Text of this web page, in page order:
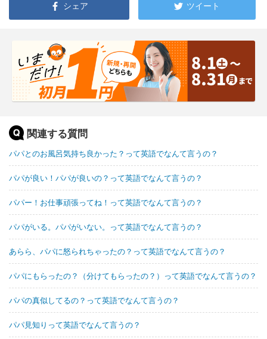
シェア ツイート
関連する質問
パパとのお風呂気持ち良かった？って英語でなんて言うの？
パパが良い！パパが良いの？って英語でなんて言うの？
パパー！お仕事頑張ってね！って英語でなんて言うの？
パパがいる。パパがいない。って英語でなんて言うの？
あらら、パパに怒られちゃったの？って英語でなんて言うの？
パパにもらったの？（分けてもらったの？）って英語でなんて言うの？
パパの真似してるの？って英語でなんて言うの？
パパ見知りって英語でなんて言うの？